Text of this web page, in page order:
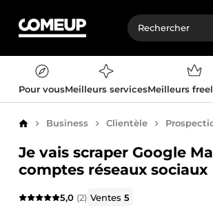
Pour vousMeilleurs servicesMeilleurs
AccueilBusiness Clientèle
Je vais scraper Google
comptes réseaux sociaux
5,0 (2) Ventes5